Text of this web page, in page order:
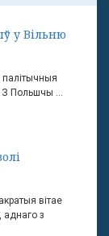
у Вільню
З Польшчы ...
вітае
з